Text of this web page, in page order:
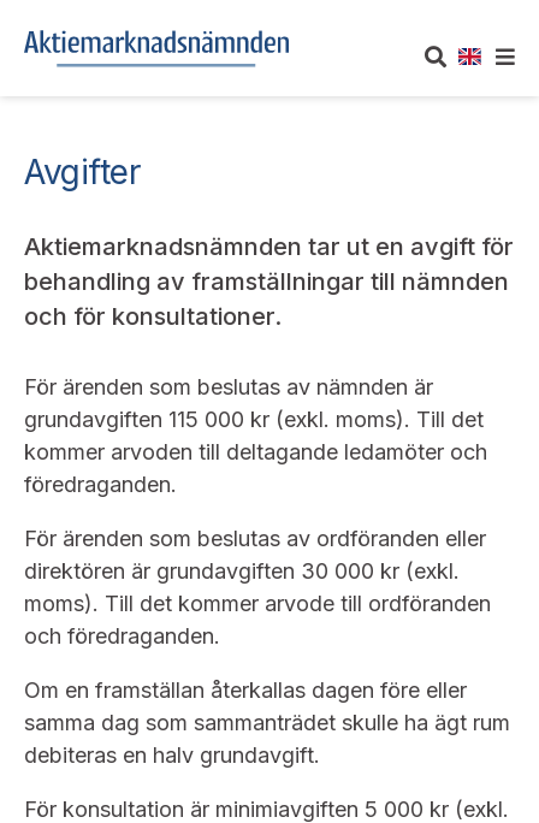
Om oss
Vårt uppdrag
Informationsgivning
Arbetssätt och jävsfrågor
Stadgar
Ledamöter
Huvudmän
Verksamhetsberättelser
Publikationer och anföranden
Om nämndens uttalanden
Uttalanden sorterade efter publiceringsdatum
Samtliga uttalanden sorterade årsvis
Sök uttalanden
Avgifter
Prenumerera
TAKEOVER-REGLER
Nyheter och pressmeddelanden
Prenumerera
Bildarkiv
KONTAKT
Kontakt angående ansökningar och uttalanden
Kontakt administrativa ärenden
Avgifter
Aktiemarknadsnämnden tar ut en avgift för
behandling av framställningar till nämnden
och för konsultationer.
För ärenden som beslutas av nämnden är
grundavgiften 115 000 kr (exkl. moms). Till det
kommer arvoden till deltagande ledamöter och
föredraganden.
För ärenden som beslutas av ordföranden eller
direktören är grundavgiften 30 000 kr (exkl.
moms). Till det kommer arvode till ordföranden
och föredraganden.
Om en framställan återkallas dagen före eller
samma dag som sammanträdet skulle ha ägt rum
debiteras en halv grundavgift.
För konsultation är minimiavgiften 5 000 kr (exkl.